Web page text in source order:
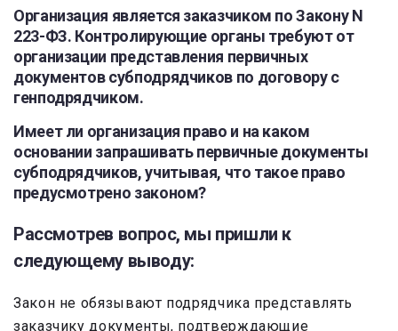
Организация является заказчиком по Закону N
223-ФЗ. Контролирующие органы требуют от
организации представления первичных
документов субподрядчиков по договору с
генподрядчиком.
Имеет ли организация право и на каком
основании запрашивать первичные документы
субподрядчиков, учитывая, что такое право
предусмотрено законом?
Рассмотрев вопрос, мы пришли к
следующему выводу:
Закон не обязывают подрядчика представлять
заказчику документы, подтверждающие